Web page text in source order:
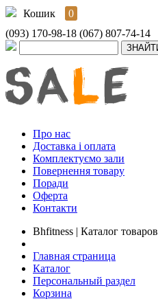
Кошик
0
(093) 170-98-18 (067) 807-74-14
Про нас
Доставка і оплата
Комплектуємо зали
Повернення товару
Поради
Оферта
Контакти
Bhfitness | Каталог товаров
Главная страница
Каталог
Персональный раздел
Корзина